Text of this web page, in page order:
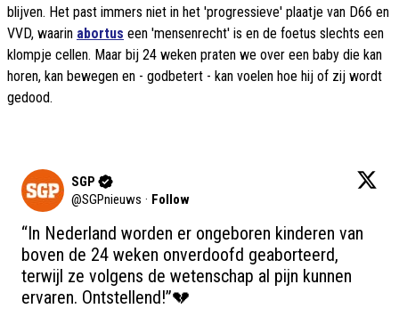
blijven. Het past immers niet in het 'progressieve' plaatje van D66 en
VVD, waarin abortus een 'mensenrecht' is en de foetus slechts een
klompje cellen. Maar bij 24 weken praten we over een baby die kan
horen, kan bewegen en - godbetert - kan voelen hoe hij of zij wordt
gedood.
SGP
@SGPnieuws · Follow
“In Nederland worden er ongeboren kinderen van
boven de 24 weken onverdoofd geaborteerd,
terwijl ze volgens de wetenschap al pijn kunnen
ervaren. Ontstellend!”💔